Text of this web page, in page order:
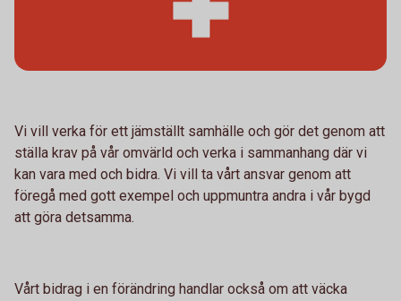
Vi vill verka för ett jämställt samhälle och gör det genom att
ställa krav på vår omvärld och verka i sammanhang där vi
kan vara med och bidra. Vi vill ta vårt ansvar genom att
föregå med gott exempel och uppmuntra andra i vår bygd
att göra detsamma.
Vårt bidrag i en förändring handlar också om att väcka